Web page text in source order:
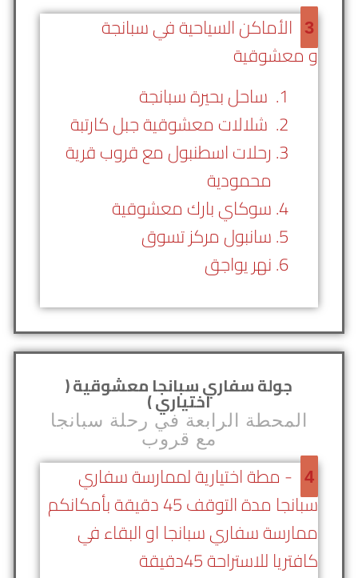
3
الأماكن السياحية في سبانجة
و معشوقية
ساحل بحيرة سبانجة
شلالات معشوقية جبل كارتبة
رحلات اسطنبول مع قروب قرية
محمودية
سوكاي بارك معشوقية
سانبول مركز تسوق
نهر يواجق
جولة سفاري سبانجا معشوقية (
اختياري )
المحطة الرابعة في رحلة سبانجا
مع قروب
4
- مطة اختيارية لممارسة سفاري
سبانجا مدة التوقف 45 دقيقة بأمكانكم
ممارسة سفاري سبانجا او البقاء في
كافتريا للاستراحة 45دقيقة